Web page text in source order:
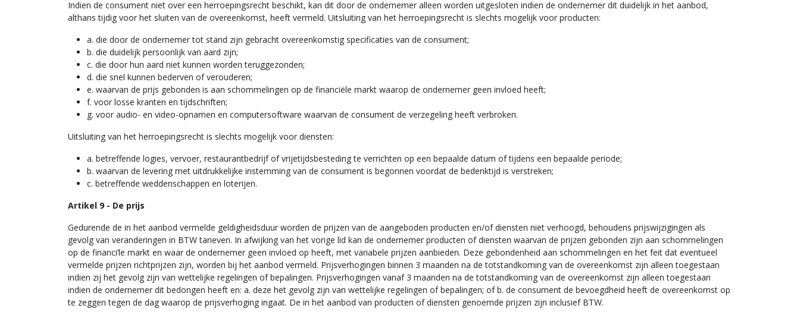
Indien de consument niet over een herroepingsrecht beschikt, kan dit door de ondernemer alleen worden uitgesloten indien de ondernemer dit duidelijk in het aanbod,
althans tijdig voor het sluiten van de overeenkomst, heeft vermeld. Uitsluiting van het herroepingsrecht is slechts mogelijk voor producten:
a. die door de ondernemer tot stand zijn gebracht overeenkomstig specificaties van de consument;
b. die duidelijk persoonlijk van aard zijn;
c. die door hun aard niet kunnen worden teruggezonden;
d. die snel kunnen bederven of verouderen;
e. waarvan de prijs gebonden is aan schommelingen op de financiële markt waarop de ondernemer geen invloed heeft;
f. voor losse kranten en tijdschriften;
g. voor audio- en video-opnamen en computersoftware waarvan de consument de verzegeling heeft verbroken.
Uitsluiting van het herroepingsrecht is slechts mogelijk voor diensten:
a. betreffende logies, vervoer, restaurantbedrijf of vrijetijdsbesteding te verrichten op een bepaalde datum of tijdens een bepaalde periode;
b. waarvan de levering met uitdrukkelijke instemming van de consument is begonnen voordat de bedenktijd is verstreken;
c. betreffende weddenschappen en loterijen.
Artikel 9 - De prijs
Gedurende de in het aanbod vermelde geldigheidsduur worden de prijzen van de aangeboden producten en/of diensten niet verhoogd, behoudens prijswijzigingen als
gevolg van veranderingen in BTW tarieven. In afwijking van het vorige lid kan de ondernemer producten of diensten waarvan de prijzen gebonden zijn aan schommelingen
op de financi‘le markt en waar de ondernemer geen invloed op heeft, met variabele prijzen aanbieden. Deze gebondenheid aan schommelingen en het feit dat eventueel
vermelde prijzen richtprijzen zijn, worden bij het aanbod vermeld. Prijsverhogingen binnen 3 maanden na de totstandkoming van de overeenkomst zijn alleen toegestaan
indien zij het gevolg zijn van wettelijke regelingen of bepalingen. Prijsverhogingen vanaf 3 maanden na de totstandkoming van de overeenkomst zijn alleen toegestaan
indien de ondernemer dit bedongen heeft en: a. deze het gevolg zijn van wettelijke regelingen of bepalingen; of b. de consument de bevoegdheid heeft de overeenkomst op
te zeggen tegen de dag waarop de prijsverhoging ingaat. De in het aanbod van producten of diensten genoemde prijzen zijn inclusief BTW.